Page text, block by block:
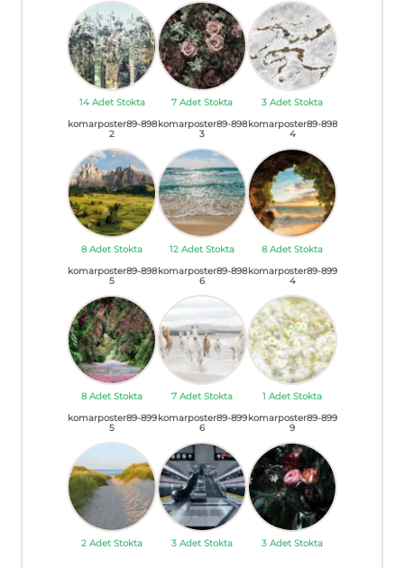
14 Adet Stokta 7 Adet Stokta
3 Adet Stokta
komarposter89-898
2
8 Adet Stokta
komarposter89-898
3
12 Adet Stokta
komarposter89-898
4
8 Adet Stokta
komarposter89-898
5
8 Adet Stokta
komarposter89-898
6
7 Adet Stokta
komarposter89-899
4
1 Adet Stokta
komarposter89-899
5
2 Adet Stokta
komarposter89-899
6
3 Adet Stokta
komarposter89-899
9
3 Adet Stokta